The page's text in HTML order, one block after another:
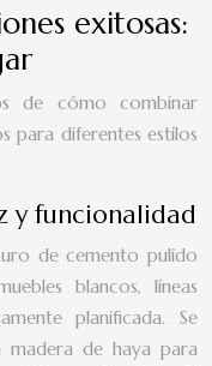
exitosas:
de cómo combinar
para diferentes estilos
y funcionalidad
de cemento pulido
blancos, líneas
planificada. Se
madera de haya para